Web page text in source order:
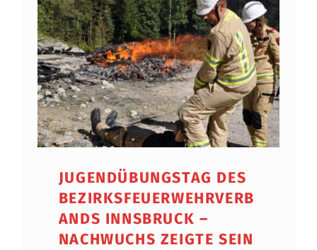
JUGENDÜBUNGSTAG DES
BEZIRKSFEUERWEHRVERB
ANDS INNSBRUCK –
NACHWUCHS ZEIGTE SEIN